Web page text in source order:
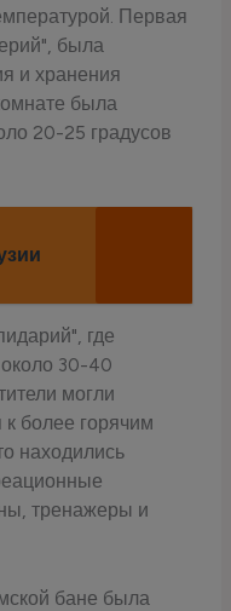
Первая
была
и хранения
была
20-25 градусов
где
30-40
могли
к более горячим
находились
тренажеры и
бане была